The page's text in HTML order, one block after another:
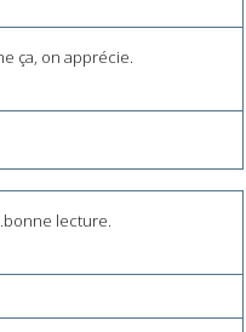
ça, on apprécie.
lecture.